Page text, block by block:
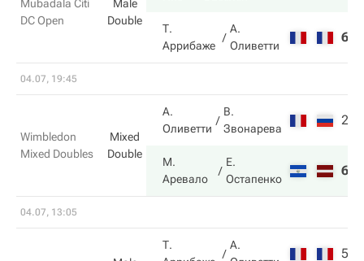
Mubadala Citi
DC Open
Male
Double
Т.
Аррибаже
А.
Оливетти
6
04.07, 19:45
Wimbledon
Mixed Doubles
Mixed
Double
А.
Оливетти
В.
Звонарева
2
М.
Аревало
Е.
Остапенко
6
04.07, 13:05
Т.
А.
5